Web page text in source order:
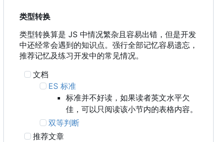
类型转换
类型转换算是 JS 中情况繁杂且容易出错，但是开发
中还经常会遇到的知识点。强行全部记忆容易遗忘，
推荐记忆及练习开发中的常见情况。
文档
ES 标准
标准并不好读，如果读者英文水平欠
佳，可以只阅读该小节内的表格内容。
双等判断
推荐文章